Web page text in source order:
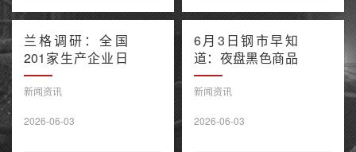
兰格调研：全国
201家生产企业日
均铁水产量环比上
升（6月3日）
新闻资讯
2026-06-03
6月3日钢市早知
道：夜盘黑色商品
多数收涨 IEA警告
全球石油库存或于
国际煤炭投资创14
新闻资讯
2026-06-03